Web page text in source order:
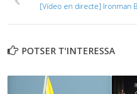
[Vídeo en directe] Ironman
POTSER T'INTERESSA